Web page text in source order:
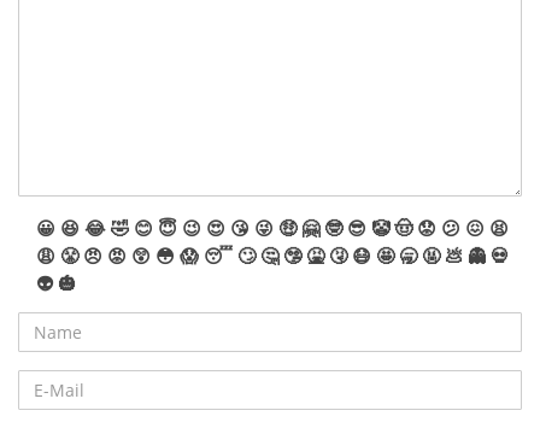
😀 😆 😂🤣 😊 😇 😉 😍 😘 😜 🤑 🤗 🤓 😎 🤡🤠 😟 😕 😖 😫
😩 😤 😠 😡 😲 😳 😱 😴 🙄 🤔 🤥 🤮 🤧 😷 🤩 🥱 🤬 💩 👻 💀
👽 🎃